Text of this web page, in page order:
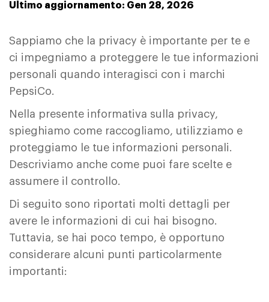
Ultimo aggiornamento: Gen 28, 2026
Sappiamo che la privacy è importante per te e
ci impegniamo a proteggere le tue informazioni
personali quando interagisci con i marchi
PepsiCo.
Nella presente informativa sulla privacy,
spieghiamo come raccogliamo, utilizziamo e
proteggiamo le tue informazioni personali.
Descriviamo anche come puoi fare scelte e
assumere il controllo.
Di seguito sono riportati molti dettagli per
avere le informazioni di cui hai bisogno.
Tuttavia, se hai poco tempo, è opportuno
considerare alcuni punti particolarmente
importanti: